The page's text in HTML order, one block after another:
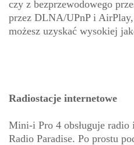
czy z bezprzewodowego
przez DLNA/UPnP i
możesz uzyskać wysokiej
Radiostacje internetowe
Mini-i Pro 4 obsługuje radio
Radio Paradise. Po prostu